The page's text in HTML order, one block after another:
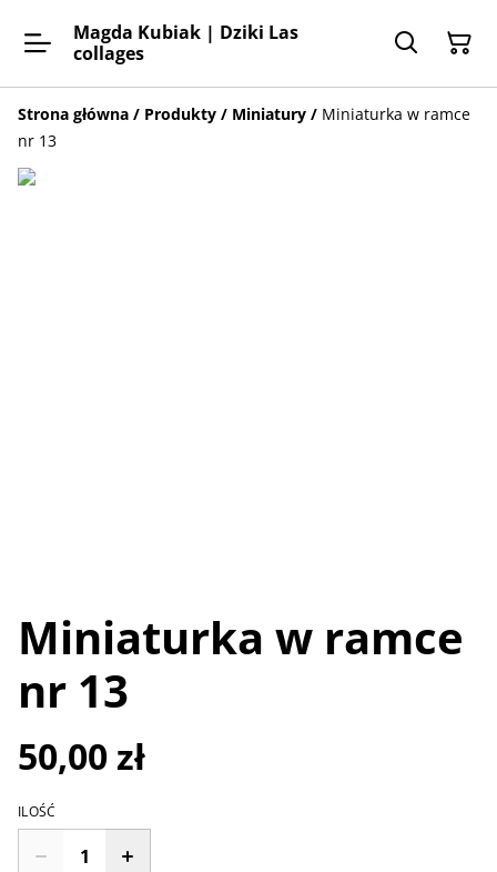
Magda Kubiak | Dziki Las
collages
Strona główna / Produkty / Miniatury / Miniaturka w ramce
nr 13
Miniaturka w ramce
nr 13
50,00 zł
ILOŚĆ